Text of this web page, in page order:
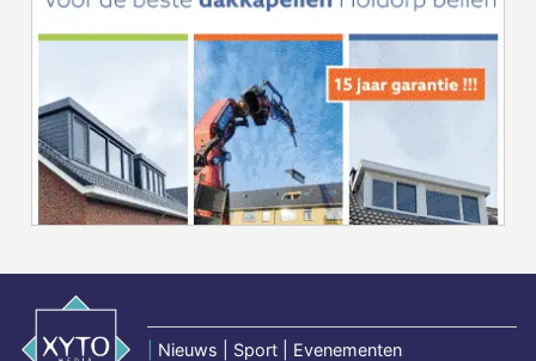
Nieuws | Sport | Evenementen